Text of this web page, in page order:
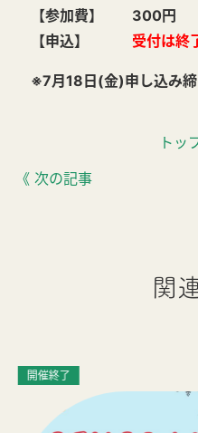
【参加費】 300円
【申込】 受付は終
※7月18日(金)申し込み
《 次の記事
トッ
関
開催終了